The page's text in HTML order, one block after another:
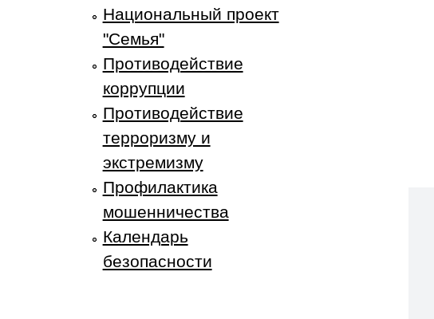
Национальный проект
"Семья"
Противодействие
коррупции
Противодействие
терроризму и
экстремизму
Профилактика
мошенничества
Календарь
безопасности